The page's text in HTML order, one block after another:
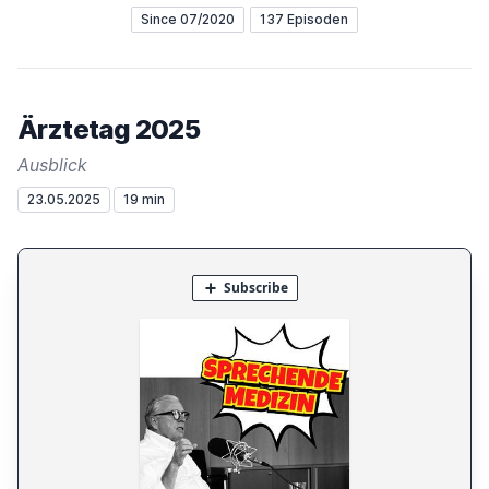
Since 07/2020 137 Episoden
Ärztetag 2025
Ausblick
23.05.2025 19 min